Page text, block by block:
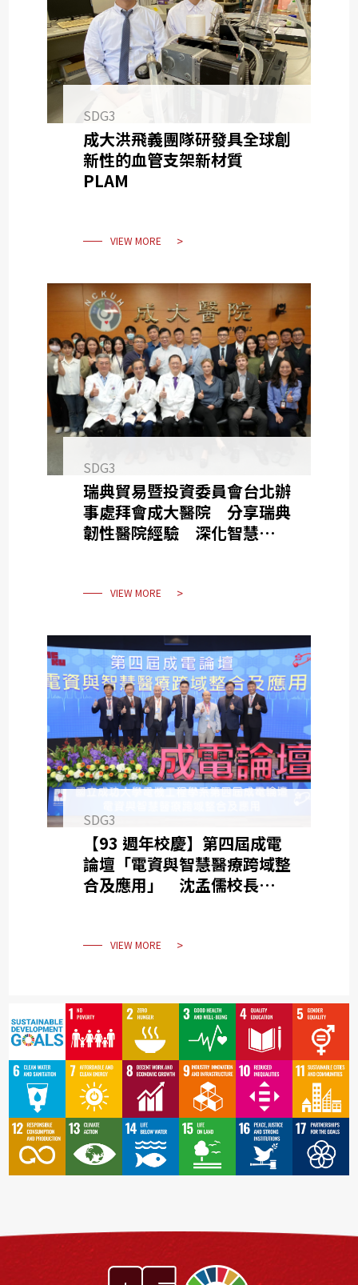
SDG3
成大洪飛義團隊研發具全球創
新性的血管支架新材質
PLAM
VIEW MORE
SDG3
瑞典貿易暨投資委員會台北辦
事處拜會成大醫院 分享瑞典
韌性醫院經驗 深化智慧與永
VIEW MORE
SDG3
【93 週年校慶】第四屆成電
論壇「電資與智慧醫療跨域整
合及應用」 沈孟儒校長領軍
VIEW MORE